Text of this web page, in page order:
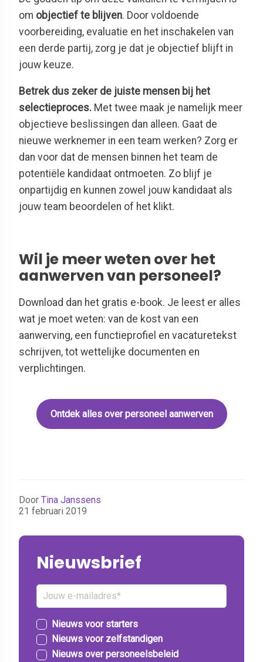
om objectief te blijven. Door voldoende
voorbereiding, evaluatie en het inschakelen van
een derde partij, zorg je dat je objectief blijft in
jouw keuze.
Betrek dus zeker de juiste mensen bij het
selectieproces. Met twee maak je namelijk meer
objectieve beslissingen dan alleen. Gaat de
nieuwe werknemer in een team werken? Zorg er
dan voor dat de mensen binnen het team de
potentiële kandidaat ontmoeten. Zo blijf je
onpartijdig en kunnen zowel jouw kandidaat als
jouw team beoordelen of het klikt.
Wil je meer weten over het
aanwerven van personeel?
Download dan het gratis e-book. Je leest er alles
wat je moet weten: van de kost van een
aanwerving, een functieprofiel en vacaturetekst
schrijven, tot wettelijke documenten en
verplichtingen.
Ontdek alles over personeel aanwerven
Door Tina Janssens
21 februari 2019
Nieuwsbrief
Nieuws voor starters
Nieuws voor zelfstandigen
Nieuws over personeelsbeleid